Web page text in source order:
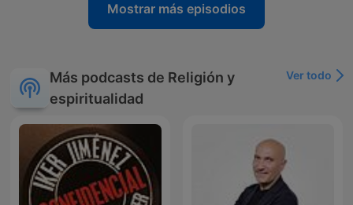
Mostrar más episodios
Más podcasts de Religión y
espiritualidad
Ver todo